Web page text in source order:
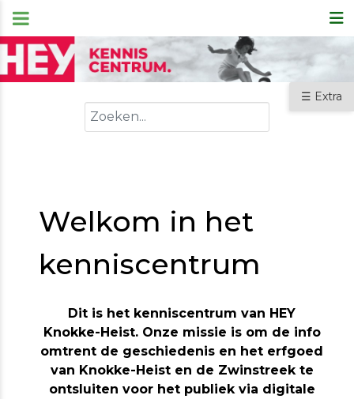
☰ Extra
Zoeken
Welkom in het
kenniscentrum
Dit is het kenniscentrum van HEY
Knokke-Heist. Onze missie is om de info
omtrent de geschiedenis en het erfgoed
van Knokke-Heist en de Zwinstreek te
ontsluiten voor het publiek via digitale